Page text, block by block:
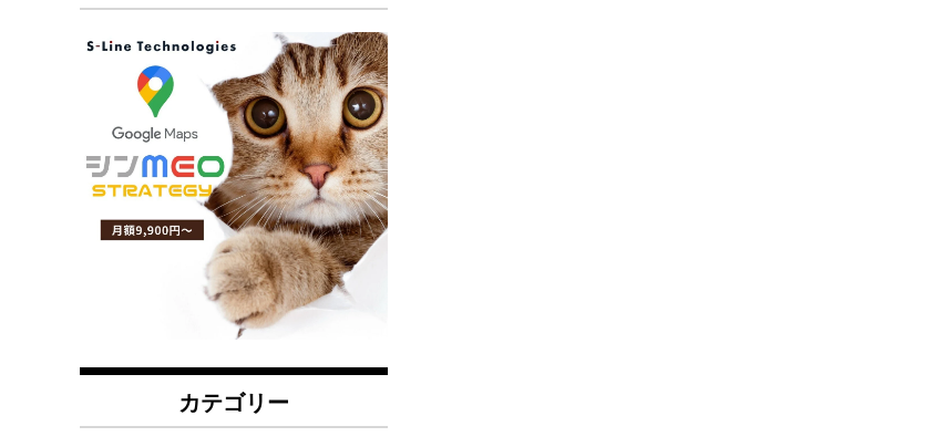
カテゴリー